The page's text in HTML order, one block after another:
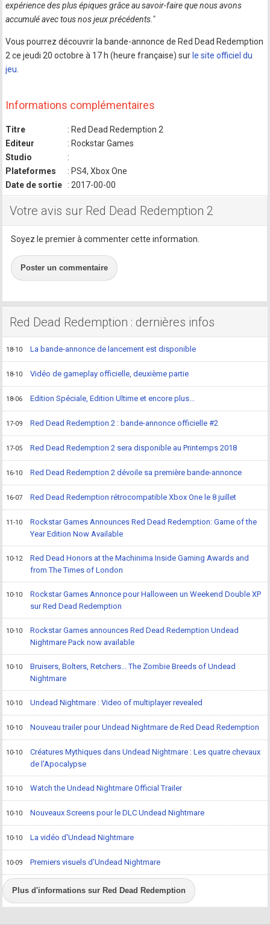
expérience des plus épiques grâce au savoir-faire que nous avons
accumulé avec tous nos jeux précédents."
Vous pourrez découvrir la bande-annonce de Red Dead Redemption
2 ce jeudi 20 octobre à 17 h (heure française) sur le site officiel du
jeu
Informations complémentaires
Titre
: Red Dead Redemption 2
Editeur
: Rockstar Games
Studio
:
Plateformes
: PS4, Xbox One
Date de sortie
: 2017-00-00
Votre avis sur Red Dead Redemption 2
Soyez le premier à commenter cette information.
Poster un commentaire
Red Dead Redemption : dernières infos
18-10 La bande-annonce de lancement est disponible
18-10 Vidéo de gameplay officielle, deuxième partie
18-06 Edition Spéciale, Edition Ultime et encore plus...
17-09 Red Dead Redemption 2 : bande-annonce officielle #2
17-05 Red Dead Redemption 2 sera disponible au Printemps 2018
16-10 Red Dead Redemption 2 dévoile sa première bande-annonce
16-07 Red Dead Redemption rétrocompatible Xbox One le 8 juillet
11-10
Rockstar Games Announces Red Dead Redemption: Game of the
Year Edition Now Available
10-12
Red Dead Honors at the Machinima Inside Gaming Awards and
from The Times of London
10-10
Rockstar Games Annonce pour Halloween un Weekend Double XP
sur Red Dead Redemption
10-10
Rockstar Games announces Red Dead Redemption Undead
Nightmare Pack now available
10-10
Bruisers, Bolters, Retchers... The Zombie Breeds of Undead
Nightmare
10-10 Undead Nightmare : Video of multiplayer revealed
10-10 Nouveau trailer pour Undead Nightmare de Red Dead Redemption
10-10
Créatures Mythiques dans Undead Nightmare : Les quatre chevaux
de l'Apocalypse
10-10 Watch the Undead Nightmare Official Trailer
10-10 Nouveaux Screens pour le DLC Undead Nightmare
10-10 La vidéo d'Undead Nightmare
10-09 Premiers visuels d'Undead Nightmare
Plus d'informations sur Red Dead Redemption